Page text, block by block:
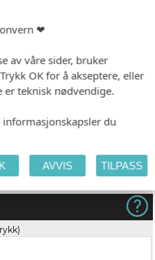
❤
av våre sider, bruker
OK for å akseptere, eller
er teknisk nødvendige.
informasjonskapsler du
AVVIS TILPASS